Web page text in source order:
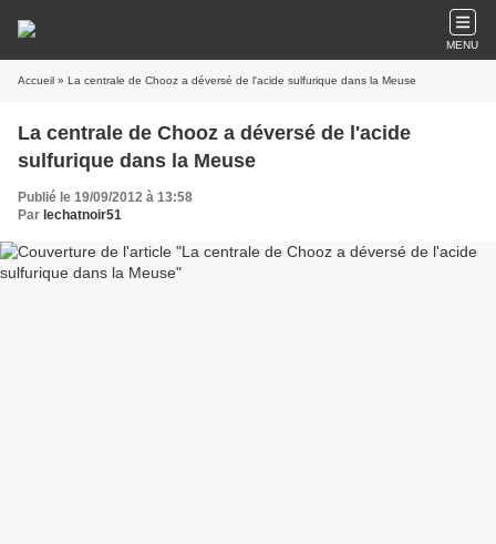
MENU
Accueil » La centrale de Chooz a déversé de l'acide sulfurique dans la Meuse
La centrale de Chooz a déversé de l'acide
sulfurique dans la Meuse
Publié le 19/09/2012 à 13:58
Par lechatnoir51